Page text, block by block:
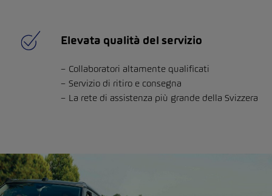
Elevata qualità del servizio
Collaboratori altamente qualificati
Servizio di ritiro e consegna
La rete di assistenza più grande della Svizzera